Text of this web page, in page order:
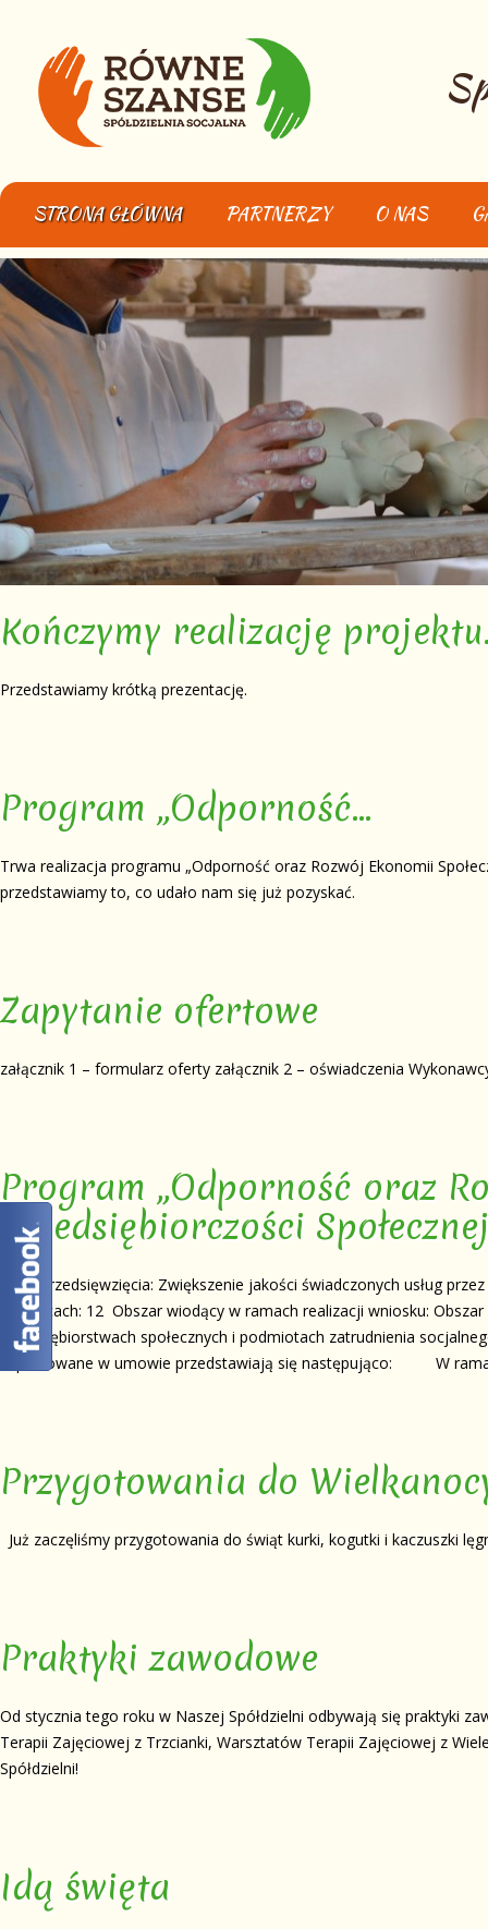
STRONA GŁÓWNA PARTNERZY O NAS
Kończymy realizację
Przedstawiamy krótką prezentację.
Program „Odporność…
Trwa realizacja programu „Odporność oraz Rozwój Ekonomii
przedstawiamy to, co udało nam się już pozyskać.
Zapytanie ofertowe
załącznik 1 – formularz oferty załącznik 2 – oświadczenia
Program „Odporność oraz
Przedsiębiorczości
Tytuł przedsięwzięcia: Zwiększenie jakości świadczonych usług
miesiącach: 12 Obszar wiodący w ramach realizacji wniosku:
przedsiębiorstwach społecznych i podmiotach zatrudnienia
zaplanowane w umowie przedstawiają się następująco: W
Przygotowania do
Już zaczęliśmy przygotowania do świąt kurki, kogutki i kaczuszki
Praktyki zawodowe
Od stycznia tego roku w Naszej Spółdzielni odbywają się praktyki
Terapii Zajęciowej z Trzcianki, Warsztatów Terapii Zajęciowej z
Spółdzielni!
Idą święta